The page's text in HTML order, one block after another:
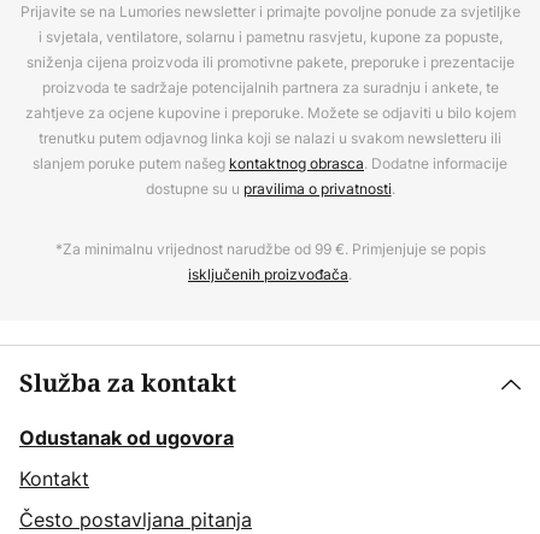
Prijavite se na Lumories newsletter i primajte povoljne ponude za svjetiljke
i svjetala, ventilatore, solarnu i pametnu rasvjetu, kupone za popuste,
sniženja cijena proizvoda ili promotivne pakete, preporuke i prezentacije
proizvoda te sadržaje potencijalnih partnera za suradnju i ankete, te
zahtjeve za ocjene kupovine i preporuke. Možete se odjaviti u bilo kojem
trenutku putem odjavnog linka koji se nalazi u svakom newsletteru ili
slanjem poruke putem našeg kontaktnog obrasca. Dodatne informacije
dostupne su u pravilima o privatnosti.
*Za minimalnu vrijednost narudžbe od 99 €. Primjenjuje se popis
isključenih proizvođača.
Služba za kontakt
Odustanak od ugovora
Kontakt
Često postavljana pitanja